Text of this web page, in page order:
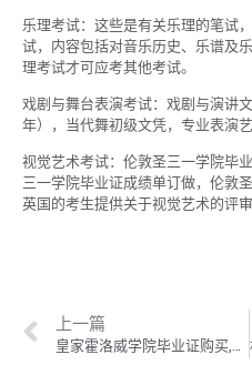
乐理考试：这些是有关乐理的笔试
试，内容包括对音乐历史、乐谱及
理考试才可应考其他考试。
戏剧与舞台表演考试：戏剧与演讲
年），当代舞初级文凭，专业表演艺
视觉艺术考试：伦敦圣三一学院毕
三一学院毕业证成绩单订做，伦敦
英国的考生提供关于视觉艺术的评审
上一篇
皇家霍洛威学院毕业证购买,RHUL学位证制作,皇家霍洛威学院毕业证成绩单订做